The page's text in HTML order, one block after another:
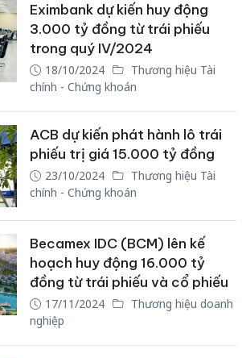
Eximbank dự kiến huy động
3.000 tỷ đồng từ trái phiếu
trong quý IV/2024
18/10/2024
Thương hiệu Tài
chính - Chứng khoán
ACB dự kiến phát hành lô trái
phiếu trị giá 15.000 tỷ đồng
23/10/2024
Thương hiệu Tài
chính - Chứng khoán
Becamex IDC (BCM) lên kế
hoạch huy động 16.000 tỷ
đồng từ trái phiếu và cổ phiếu
17/11/2024
Thương hiệu doanh
nghiệp